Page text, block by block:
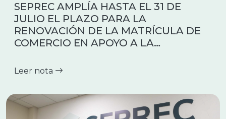
SEPREC AMPLÍA HASTA EL 31 DE
JULIO EL PLAZO PARA LA
RENOVACIÓN DE LA MATRÍCULA DE
COMERCIO EN APOYO A LA
ECONÓMICA
Leer nota